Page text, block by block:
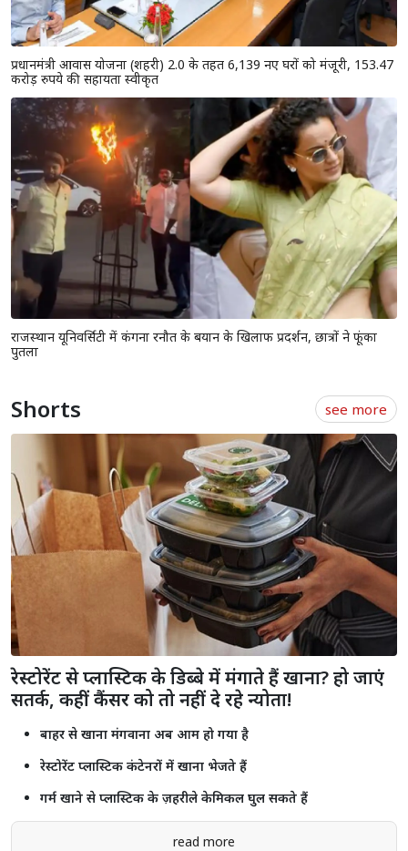
प्रधानमंत्री आवास योजना (शहरी) 2.0 के तहत 6,139 नए घरों को मंजूरी, 153.47
करोड़ रुपये की सहायता स्वीकृत
राजस्थान यूनिवर्सिटी में कंगना रनौत के बयान के खिलाफ प्रदर्शन, छात्रों ने फूंका
पुतला
Shorts see more
रेस्टोरेंट से प्लास्टिक के डिब्बे में मंगाते हैं खाना? हो जाएं
सतर्क, कहीं कैंसर को तो नहीं दे रहे न्योता!
बाहर से खाना मंगवाना अब आम हो गया है
रेस्टोरेंट प्लास्टिक कंटेनरों में खाना भेजते हैं
गर्म खाने से प्लास्टिक के ज़हरीले केमिकल घुल सकते हैं
read more